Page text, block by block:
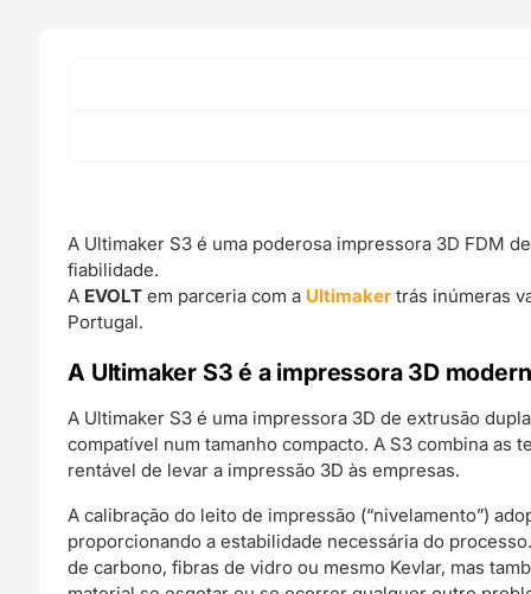
A Ultimaker S3 é uma poderosa impressora 3D FDM
fiabilidade.
A EVOLT em parceria com a Ultimaker trás inúmeras
Portugal.
A Ultimaker S3 é a impressora 3D
A Ultimaker S3 é uma impressora 3D de extrusão
compatível num tamanho compacto. A S3 combina as
rentável de levar a impressão 3D às empresas.
A calibração do leito de impressão (“nivelamento”)
proporcionando a estabilidade necessária do
de carbono, fibras de vidro ou mesmo Kevlar, mas